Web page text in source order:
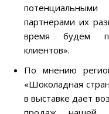
партнерами их
время будем
клиентов».
По мнению
«Шоколадная
в выставке дает